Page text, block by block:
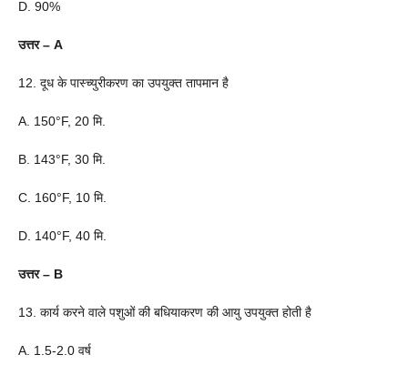
D. 90%
उत्तर – A
12. दूध के पास्च्युरीकरण का उपयुक्त तापमान है
A. 150°F, 20 मि.
B. 143°F, 30 मि.
C. 160°F, 10 मि.
D. 140°F, 40 मि.
उत्तर – B
13. कार्य करने वाले पशुओं की बधियाकरण की आयु उपयुक्त होती है
A. 1.5-2.0 वर्ष